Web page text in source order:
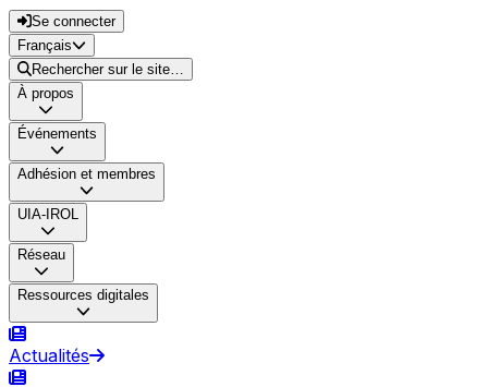
Se connecter
Français
Rechercher sur le site…
À propos
Événements
Adhésion et membres
UIA-IROL
Réseau
Ressources digitales
Actualités